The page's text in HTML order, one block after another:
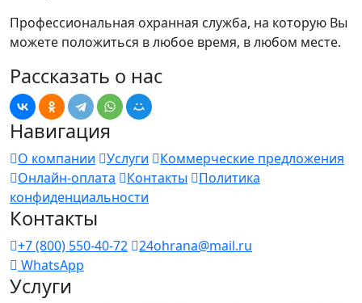
Профессиональная охранная служба, на которую Вы
можете положиться в любое время, в любом месте.
Рассказать о нас
Навигация
О компании Услуги
Коммерческие предложения
Онлайн-оплата
Контакты
Политика
конфиденциальности
Контакты
+7 (800) 550-40-72
24ohrana@mail.ru
WhatsApp
Услуги